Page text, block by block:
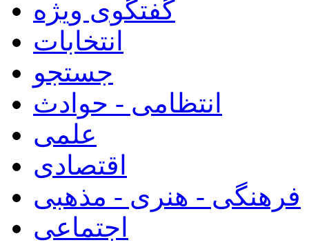
گفتگوی ویژه
انتخابات
جستجو
انتظامی - حوادث
علمی
اقتصادی
فرهنگی - هنری - مذهبی
اجتماعی